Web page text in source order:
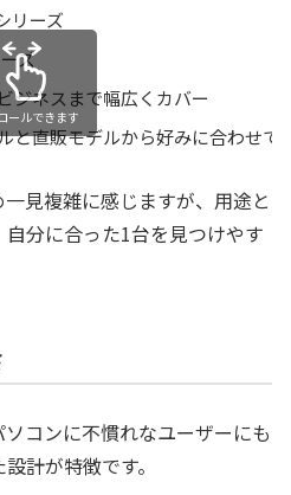
リーズ
ズ
ジネスまで幅広くカバー
と直販モデルから好みに合わせて
ールできます
見複雑に感じますが、用途と
分に合った1台を見つけやす
コンに不慣れなユーザーにも
計が特徴です。